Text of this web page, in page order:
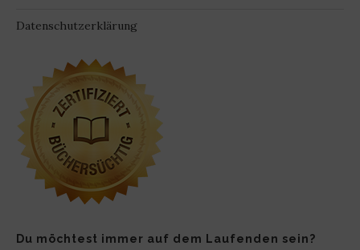
Datenschutzerklärung
Du möchtest immer auf dem Laufenden sein?